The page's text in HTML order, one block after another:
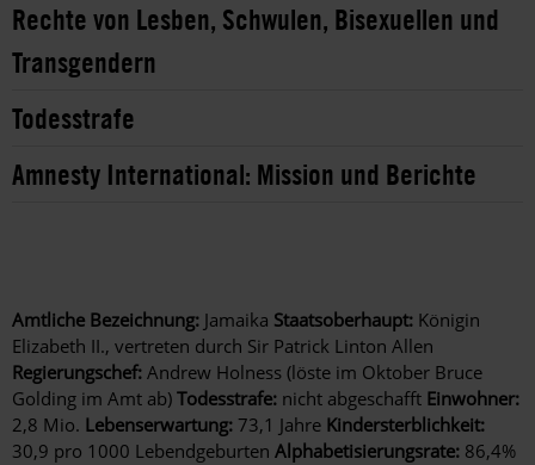
Rechte von Lesben, Schwulen, Bisexuellen und
Transgendern
Todesstrafe
Amnesty International: Mission und Berichte
Amtliche Bezeichnung: Jamaika Staatsoberhaupt: Königin
Elizabeth II., vertreten durch Sir Patrick Linton Allen
Regierungschef: Andrew Holness (löste im Oktober Bruce
Golding im Amt ab) Todesstrafe: nicht abgeschafft Einwohner:
2,8 Mio. Lebenserwartung: 73,1 Jahre Kindersterblichkeit:
30,9 pro 1000 Lebendgeburten Alphabetisierungsrate: 86,4%